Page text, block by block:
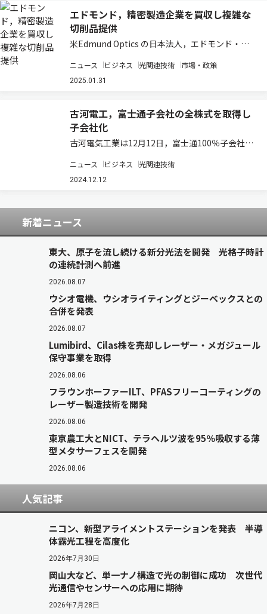
エドモンド，精密製造企業を買収し複雑な
切削品提供
米Edmund Optics の日本法人，エドモンド・オ
研究機構からのスピンオフとして2011年に独ア
ーヘンに設立された，超音波アシストシステムと
ニュース ビジネス 光関連技術 市場・政策
2025.01.31
古河電工，富士通子会社の全株式を取得し
子会社化
古河電気工業は12月12日，富士通100％子会社で
の全株式を取得し，子会社化すると発表した（ニ
ュースリリース）。 古河電気工業は，光通信分野
ニュース ビジネス 光関連技術
2024.12.12
新着ニュース
東大、原子を流し続ける新分光法を開発 光格子時計
の連続計測へ前進
2026.08.07
ウシオ電機、ウシオライティングとジーベックスとの
合併を発表
2026.08.07
Lumibird、Cilas株を売却しレーザー・メガジュール
保守事業を取得
2026.08.06
フラウンホーファーILT、PFASフリーコーティングの
レーザー製造技術を開発
2026.08.06
東京農工大とNICT、テラヘルツ波を95％吸収する薄
型メタサーフェスを開発
2026.08.06
人気記事
ニコン、新型アライメントステーションを発表 半導
体露光工程を高度化
2026年7月30日
岡山大など、単一ナノ構造で光の制御に成功 次世代
光通信やセンサーへの応用に期待
2026年7月28日